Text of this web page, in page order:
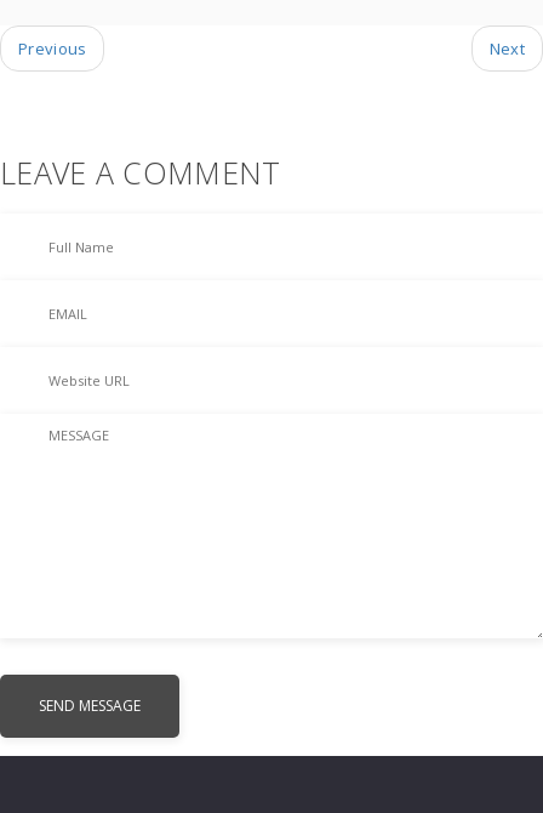
Previous Next
LEAVE A COMMENT